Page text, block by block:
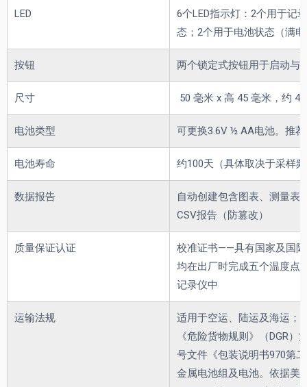
LED
6个LED指示灯：2个用于记
态；2个用于电池状态（满
按钮 两个锁定式按钮用于启动与
尺寸 50 毫米 x 高 45 毫米，约
电池类型 可更换3.6V ½ AA电池。推荐
电池寿命 约100天（具体取决于采样
数据报告
自动创建包含图表、测量表
CSV报告（防篡改）
质量保证认证
校准证书——具有国家及国
均在出厂时完成五个温度点
记录仪中
运输法规
适用于空运、陆运及海运；
《危险货物规则》（DGR
号文件《包装说明书970第
金属电池组及电池。依据美